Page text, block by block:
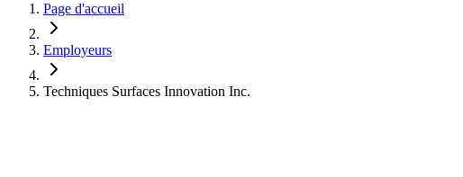
Page d'accueil
Employeurs
Techniques Surfaces Innovation Inc.